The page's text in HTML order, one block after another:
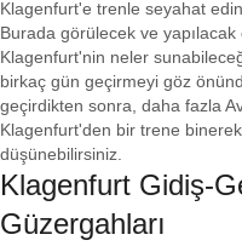
Klagenfurt'e trenle seyahat
Burada görülecek ve
Klagenfurt'nin neler
birkaç gün geçirmeyi göz
geçirdikten sonra, daha fazla
Klagenfurt'den bir trene
düşünebilirsiniz.
Klagenfurt Gidiş-
Güzergahları